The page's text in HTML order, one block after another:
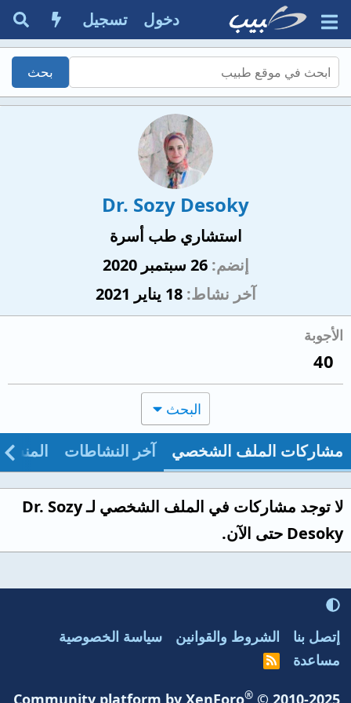
دخول تسجيل
Dr. Sozy Desoky
استشاري طب أسرة
إنضم 26 سبتمبر 2020
آخر نشاط 18 يناير 2021
الأجوبة
40
البحث
مشاركات الملف الشخصي آخر النشاطات
لا توجد مشاركات في الملف الشخصي لـ Dr. Sozy
Desoky حتى الآن.
إتصل بنا الشروط والقوانين
سياسة الخصوصية
مساعدة
R
S
Community platform by XenForo® © 2010-2025